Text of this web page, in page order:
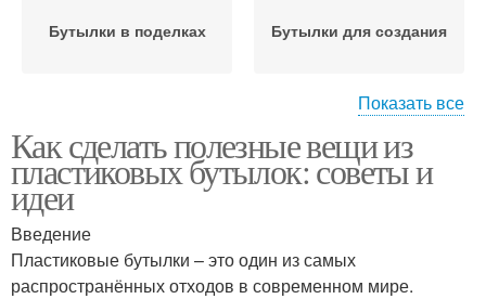
Бутылки в поделках Бутылки для создания
пластиковых бутылок
Показать все
Как сделать полезные вещи из
пластиковых бутылок: советы и
идеи
Введение
Пластиковые бутылки – это один из самых
распространённых отходов в современном мире.